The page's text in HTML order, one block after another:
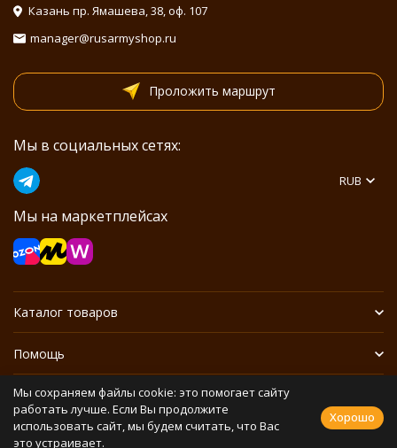
Казань пр. Ямашева, 38, оф. 107
manager@rusarmyshop.ru
Проложить маршрут
Мы в социальных сетях:
Мы на маркетплейсах
RUB
Каталог товаров
Помощь
Информация
Мы сохраняем файлы cookie: это помогает сайту
работать лучше. Если Вы продолжите
использовать сайт, мы будем считать, что Вас
это устраивает.
Хорошо